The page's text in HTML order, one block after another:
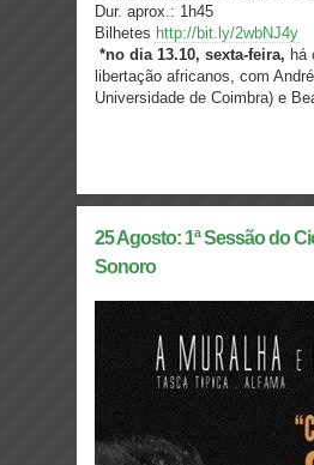
Dur. aprox.: 1h45
Bilhetes http://bit.ly/2wbNJ4y
*no dia 13.10, sexta-feira, há
libertação africanos, com
Universidade de Coimbra) e
25 Agosto: 1ª Sessão do
Sonoro